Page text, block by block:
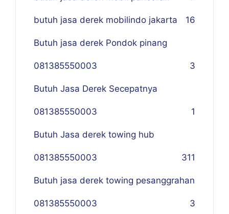
butuh jasa derek mobilindo jakarta 16
Butuh jasa derek Pondok pinang
081385550003 3
Butuh Jasa Derek Secepatnya
081385550003 1
Butuh Jasa derek towing hub
081385550003 311
Butuh jasa derek towing pesanggrahan
081385550003 3